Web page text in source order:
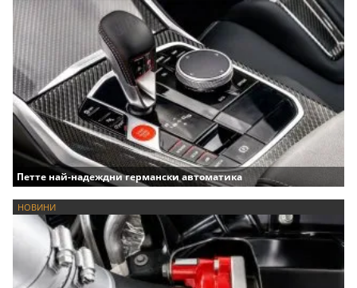
Петте най-надеждни германски автоматика
НОВИНИ